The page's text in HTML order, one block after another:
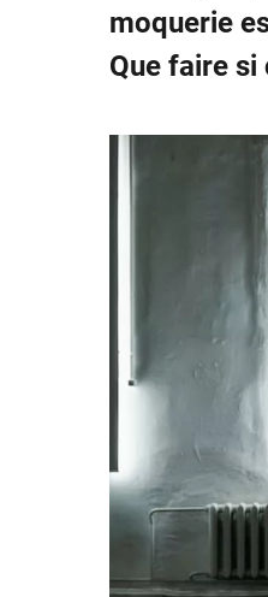
moquerie
Que faire